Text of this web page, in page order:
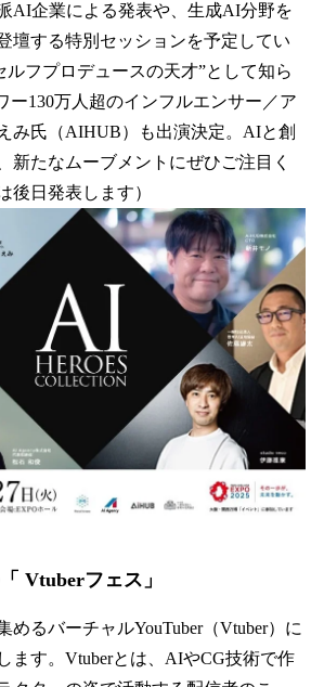
AI企業による発表や、生成AI分野を
壇する特別セッションを予定してい
ルフプロデュースの天才”として知ら
ー130万人超のインフルエンサー／ア
み氏（AIHUB）も出演決定。AIと創
新たなムーブメントにぜひご注目く
日発表します）
Vtuberフェス」
めるバーチャルYouTuber（Vtuber）に
ます。Vtuberとは、AIやCG技術で作